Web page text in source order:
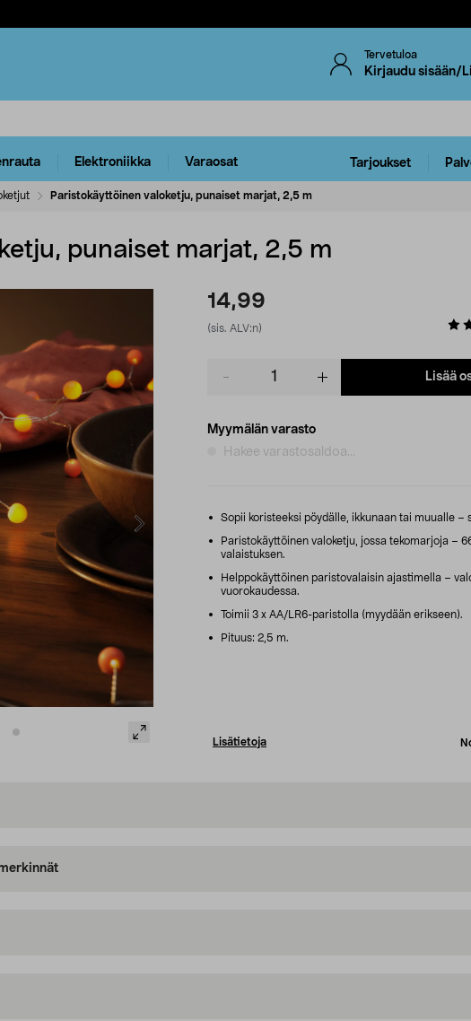
Tervetuloa
Kirjaudu sisään/
Elektroniikka Varaosat Tarjoukset
Paristokäyttöinen valoketju, punaiset marjat, 2,5 m
punaiset marjat, 2,5 m
14,99
(sis. ALV:n)
Lisää
Myymälän varasto
Hakee varastosaldoa...
Sopii koristeeksi pöydälle, ikkunaan tai muualle –
Paristokäyttöinen valoketju, jossa tekomarjoja –
valaistuksen.
Helppokäyttöinen paristovalaisin ajastimella –
vuorokaudessa.
Toimii 3 x AA/LR6-paristolla (myydään erikseen).
Pituus: 2,5 m.
Lisätietoja